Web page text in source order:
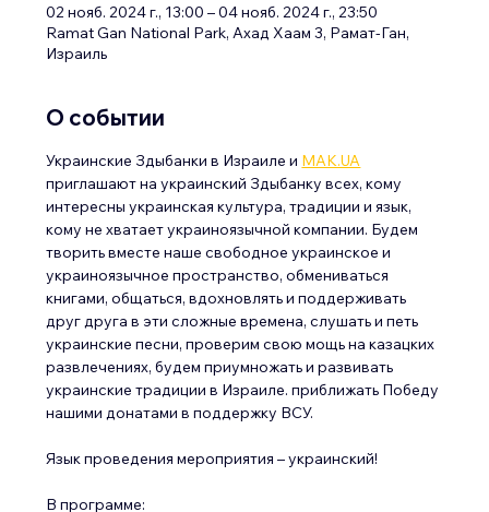
02 нояб. 2024 г., 13:00 – 04 нояб. 2024 г., 23:50
Ramat Gan National Park, Ахад Хаам 3, Рамат-Ган,
Израиль
О событии
Украинские Здыбанки в Израиле и МАК.UA
приглашают на украинский Здыбанку всех, кому
интересны украинская культура, традиции и язык,
кому не хватает украиноязычной компании. Будем
творить вместе наше свободное украинское и
украиноязычное пространство, обмениваться
книгами, общаться, вдохновлять и поддерживать
друг друга в эти сложные времена, слушать и петь
украинские песни, проверим свою мощь на казацких
развлечениях, будем приумножать и развивать
украинские традиции в Израиле. приближать Победу
нашими донатами в поддержку ВСУ.
Язык проведения мероприятия – украинский!
В программе: